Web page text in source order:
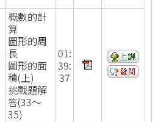
概數的計
算
圖形的周
長
圖形的面
積(上)
挑戰題解
答(33～
35)
01:
39:
37